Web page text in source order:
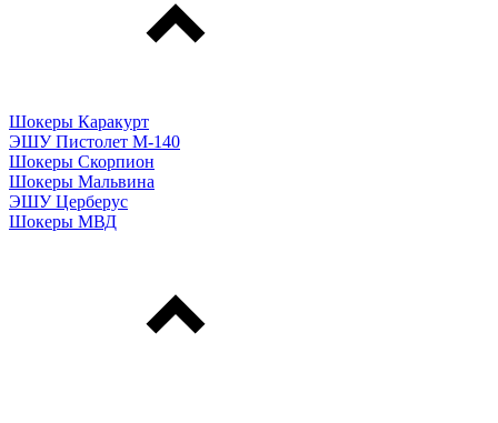
Шокеры Каракурт
ЭШУ Пистолет М-140
Шокеры Скорпион
Шокеры Мальвина
ЭШУ Церберус
Шокеры МВД